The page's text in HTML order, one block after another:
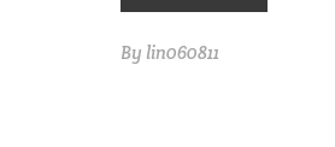
By lin060811